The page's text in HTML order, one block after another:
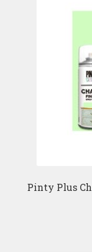
Pinty Plus